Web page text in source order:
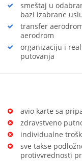
smeštaj u
bazi izabrane
transfer
aerodrom
organizaciju i
putovanja
avio karte sa
zdravstveno
individualne
sve takse
protivvrednosti